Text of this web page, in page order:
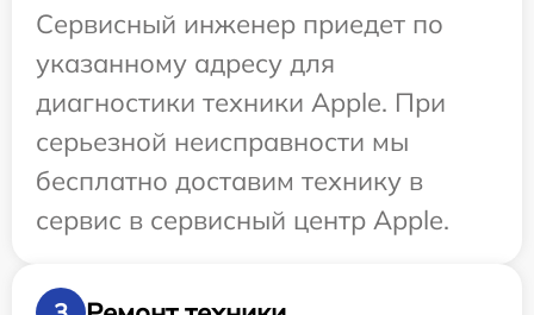
Сервисный инженер приедет по
указанному адресу для
диагностики техники Apple. При
серьезной неисправности мы
бесплатно доставим технику в
сервис в сервисный центр Apple.